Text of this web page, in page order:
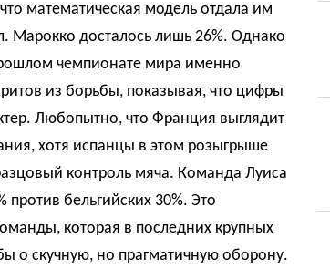
математическая модель отдала им
Марокко досталось лишь 26%. Однако
чемпионате мира именно
из борьбы, показывая, что цифры
Любопытно, что Франция выглядит
хотя испанцы в этом розыгрыше
контроль мяча. Команда Луиса
против бельгийских 30%. Это
которая в последних крупных
о скучную, но прагматичную оборону.